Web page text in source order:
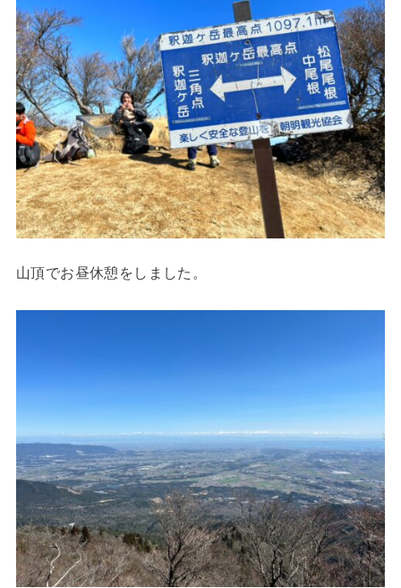
山頂でお昼休憩をしました。